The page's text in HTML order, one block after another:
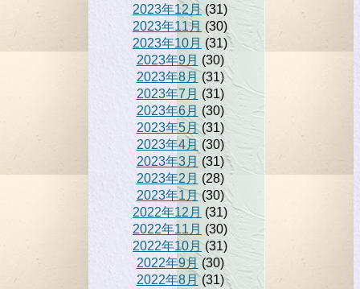
2023年12月(31)
2023年11月 (30)
2023年10月 (31)
2023年9月 (30)
2023年8月 (31)
2023年7月 (31)
2023年6月 (30)
2023年5月(31)
2023年4月(30)
2023年3月 (31)
2023年2月(28)
2023年1月(30)
2022年12月 (31)
2022年11月 (30)
2022年10月(31)
2022年9月(30)
2022年8月(31)